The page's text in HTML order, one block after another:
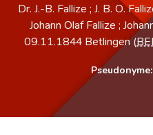
Dr. J.-B. Fallize ; J. B. O.
Johann Olaf Fallize ;
09.11.1844 Betlingen (BEL
Pseudonyme: